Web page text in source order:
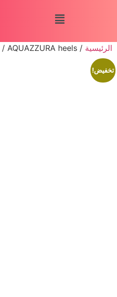
الرئيسية /
/ AQUAZZURA heels
تخفيض!